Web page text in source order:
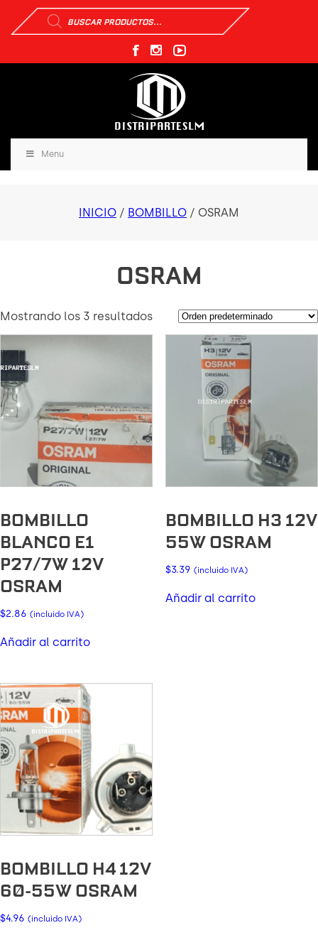
Búsqueda
de
productos
Menu
INICIO / BOMBILLO / OSRAM
OSRAM
Mostrando los 3 resultados
BOMBILLO
BLANCO E1
P27/7W 12V
OSRAM
$2.86 (incluido IVA)
Añadir al carrito
BOMBILLO H3 12V
55W OSRAM
$3.39 (incluido IVA)
Añadir al carrito
BOMBILLO H4 12V
60-55W OSRAM
$4.96 (incluido IVA)